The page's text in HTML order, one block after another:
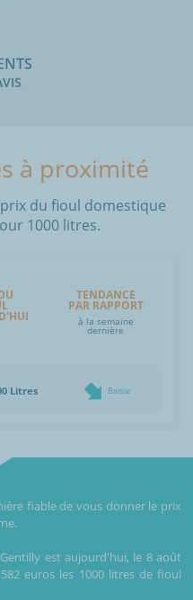
à proximité
du fioul domestique
1000 litres.
TENDANCE
PAR RAPPORT
à la semaine
dernière
Litres Baisse
fiable de vous donner le prix
est aujourd'hui, le 8 août
euros les 1000 litres de fioul